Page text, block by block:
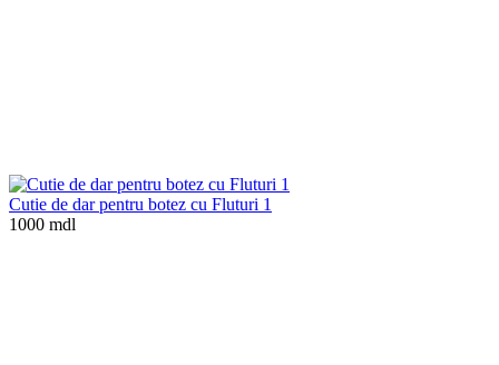
Cutie de dar pentru botez cu Fluturi 1
1000 mdl